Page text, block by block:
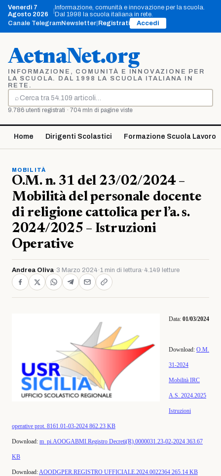
Vai
contenuto
Venerdì 7
Agosto 2026
Informazione, comunità e innovazione per la scuola.
Dal 1998 la scuola italiana in rete.
Canale TelegramNewsletter Registrati Accedi
AetnaNet.org
INFORMAZIONE, COMUNITÀ E INNOVAZIONE PER
LA SCUOLA. DAL 1998 LA SCUOLA ITALIANA IN
RETE.
⌕
Cerca
9.786 utenti registrati · 704 mln di pagine viste
Home Dirigenti Scolastici Formazione Scuola Lavoro
MOBILITÀ
O.M. n. 31 del 23/02/2024 –
Mobilità del personale docente
di religione cattolica per l’a. s.
2024/2025 – Istruzioni
Operative
Andrea Oliva· 3 Marzo 2024 ·1 min di lettura· 4.149 letture
Data: 01/03/2024
Download: O.M.
31-2024
Mobilità IRC
A.S. 2024.2025
Istruzioni
operative prot. 8161.01-03-2024 862.23 KB
Download: m_pi.AOOGABMI.Registro Decreti(R).0000031.23-02-2024 363.67
KB
Download:AOODGPER.REGISTRO UFFICIALE.2024.0022364 265.14 KB